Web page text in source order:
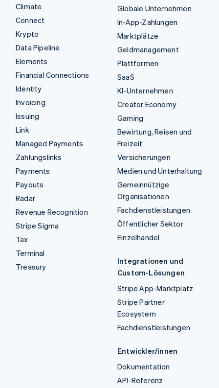
Climate
Connect
Krypto
Data Pipeline
Elements
Financial Connections
Identity
Invoicing
Issuing
Link
Managed Payments
Zahlungslinks
Payments
Payouts
Radar
Revenue Recognition
Stripe Sigma
Tax
Terminal
Treasury
Globale Unternehmen
In-App-Zahlungen
Marktplätze
Geldmanagement
Plattformen
SaaS
KI-Unternehmen
Creator Economy
Gaming
Bewirtung, Reisen und
Freizeit
Versicherungen
Medien und Unterhaltung
Gemeinnützige
Organisationen
Fachdienstleistungen
Öffentlicher Sektor
Einzelhandel
Integrationen und
Custom-Lösungen
Stripe App-Marktplatz
Stripe Partner
Ecosystem
Fachdienstleistungen
Entwickler/innen
Dokumentation
API-Referenz